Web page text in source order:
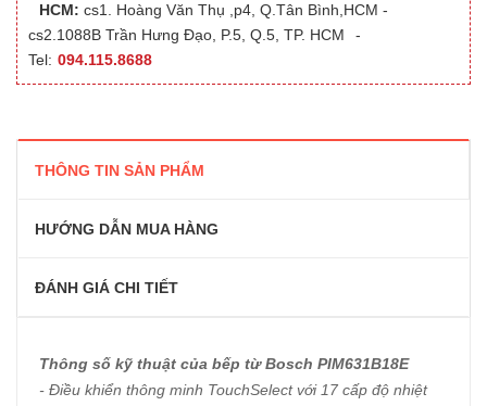
HCM: cs1. Hoàng Văn Thụ ,p4, Q.Tân Bình,HCM -
cs2.1088B Trần Hưng Đạo, P.5, Q.5, TP. HCM
-
Tel: 094.115.8688
THÔNG TIN SẢN PHẨM
HƯỚNG DẪN MUA HÀNG
ĐÁNH GIÁ CHI TIẾT
Thông số kỹ thuật của bếp từ Bosch PIM631B18E
- Điều khiển thông minh TouchSelect với 17 cấp độ nhiệt